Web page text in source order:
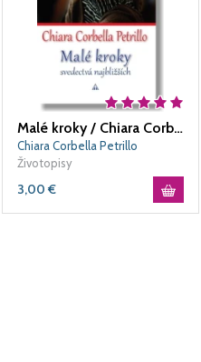
Malé kroky / Chiara Corbella Petrillo
Chiara Corbella Petrillo
Životopisy
3,00 €